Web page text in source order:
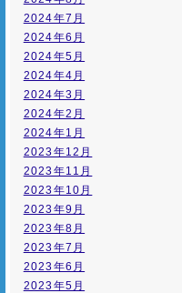
2024年7月
2024年6月
2024年5月
2024年4月
2024年3月
2024年2月
2024年1月
2023年12月
2023年11月
2023年10月
2023年9月
2023年8月
2023年7月
2023年6月
2023年5月